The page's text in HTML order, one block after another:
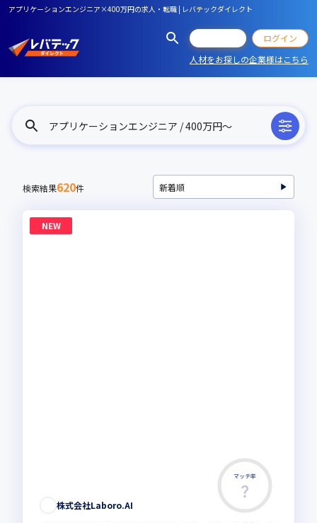
アプリケーションエンジニア×400万円の求人・転職 | レバテックダイレクト
ログイン
人材をお探しの企業様はこちら
アプリケーションエンジニア / 400万円〜
検索結果620件
NEW
マッチ率
株式会社Laboro.AI